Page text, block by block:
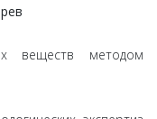
веществ методом